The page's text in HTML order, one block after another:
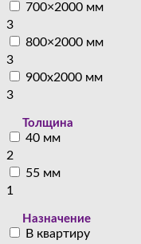
700×2000 мм
3
800×2000 мм
3
900x2000 мм
3
Толщина
40 мм
2
55 мм
1
Назначение
В квартиру